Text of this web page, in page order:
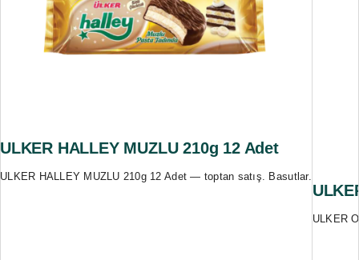
ULKER HALLEY MUZLU 210g 12 Adet
ULKER HALLEY MUZLU 210g 12 Adet — toptan satış. Basutlar.
ULKER